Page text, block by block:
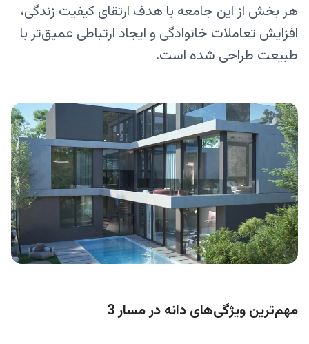
هر بخش از این جامعه با هدف ارتقای کیفیت زندگی،
افزایش تعاملات خانوادگی و ایجاد ارتباطی عمیق‌تر با
طبیعت طراحی شده است.
مهم‌ترین ویژگی‌های دانه در مسار 3